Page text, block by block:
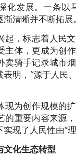
化发展。一条以
清晰并不断拓展
起，标志着人民
主体，更成为创
卖骑手记录城市
明，“源于人民
现为创作规模的
的重要内容来源
现了人民性由“
文化生态转型